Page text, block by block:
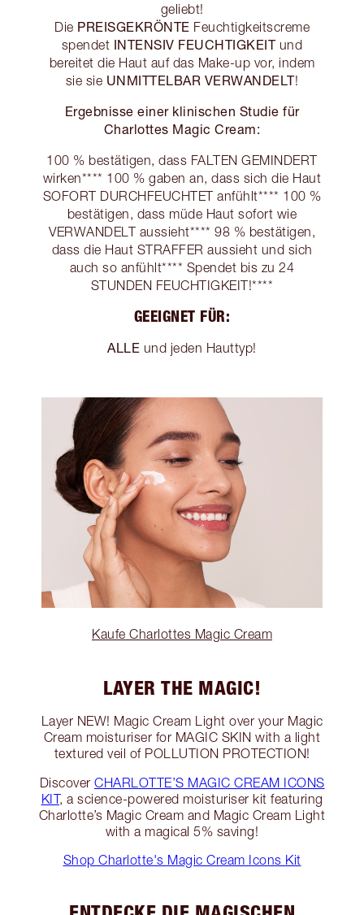
geliebt!
Die PREISGEKRÖNTE Feuchtigkeitscreme
spendet INTENSIV FEUCHTIGKEITund
bereitet die Haut auf das Make-up vor, indem
sie sie UNMITTELBAR VERWANDELT!
Ergebnisse einer klinischen Studie für
Charlottes Magic Cream:
100 % bestätigen, dass FALTEN GEMINDERT
wirken**** 100 % gaben an, dass sich die Haut
SOFORT DURCHFEUCHTET anfühlt**** 100 %
bestätigen, dass müde Haut sofort wie
VERWANDELT aussieht**** 98 % bestätigen,
dass die Haut STRAFFER aussieht und sich
auch so anfühlt**** Spendet bis zu 24
STUNDEN FEUCHTIGKEIT!****
GEEIGNET FÜR:
ALLE und jeden Hauttyp!
Kaufe Charlottes Magic Cream
LAYER THE MAGIC!
Layer NEW! Magic Cream Light over your Magic
Cream moisturiser for MAGIC SKIN with a light
textured veil of POLLUTION PROTECTION!
Discover CHARLOTTE’S MAGIC CREAM ICONS
KIT, a science-powered moisturiser kit featuring
Charlotte’s Magic Cream and Magic Cream Light
with a magical 5% saving!
Shop Charlotte's Magic Cream Icons Kit